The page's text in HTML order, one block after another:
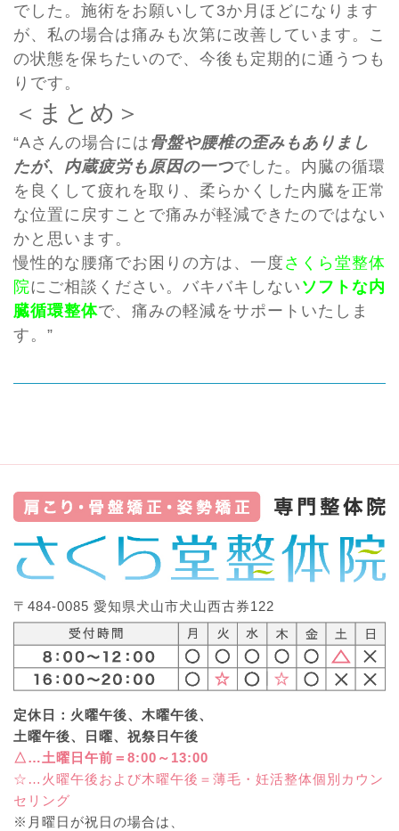
でした。施術をお願いして3か月ほどになります
が、私の場合は痛みも次第に改善しています。こ
の状態を保ちたいので、今後も定期的に通うつも
りです。
＜まとめ＞
“Aさんの場合には 骨盤や腰椎の歪みもありまし
たが、内蔵疲労も原因の一つでした。内臓の循環
を良くして疲れを取り、柔らかくした内臓を正常
な位置に戻すことで痛みが軽減できたのではない
かと思います。
慢性的な腰痛でお困りの方は、一度 さくら堂整体
院にご相談ください。バキバキしない ソフトな内
臓循環整体で、痛みの軽減をサポートいたしま
す。”
〒484-0085 愛知県犬山市犬山西古券122
定休日：火曜午後、木曜午後、
土曜午後、日曜、祝祭日午後
△…土曜日午前＝8:00～13:00
☆…火曜午後および木曜午後＝薄毛・妊活整体個別カウン
セリング
※月曜日が祝日の場合は、